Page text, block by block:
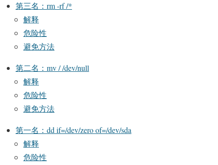
第三名：rm -rf /*
解释
危险性
避免方法
第二名：mv / /dev/null
解释
危险性
避免方法
第一名：dd if=/dev/zero of=/dev/sda
解释
危险性